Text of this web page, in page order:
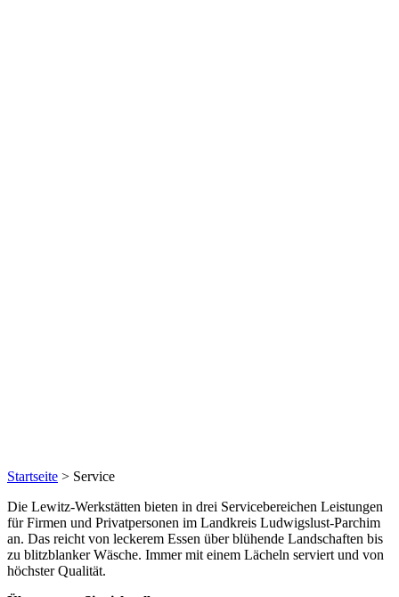
Startseite > Service
Die Lewitz-Werkstätten bieten in drei Servicebereichen Leistungen
für Firmen und Privatpersonen im Landkreis Ludwigslust-Parchim
an. Das reicht von leckerem Essen über blühende Landschaften bis
zu blitzblanker Wäsche. Immer mit einem Lächeln serviert und von
höchster Qualität.